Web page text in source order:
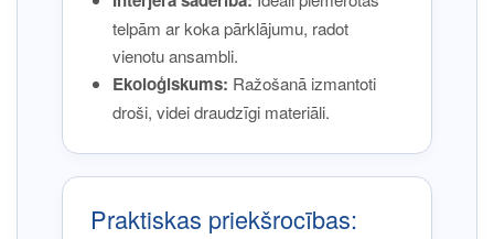
telpām ar koka pārklājumu, radot
vienotu ansambli.
Ekoloģiskums: Ražošanā izmantoti
droši, videi draudzīgi materiāli.
Praktiskas priekšrocības: